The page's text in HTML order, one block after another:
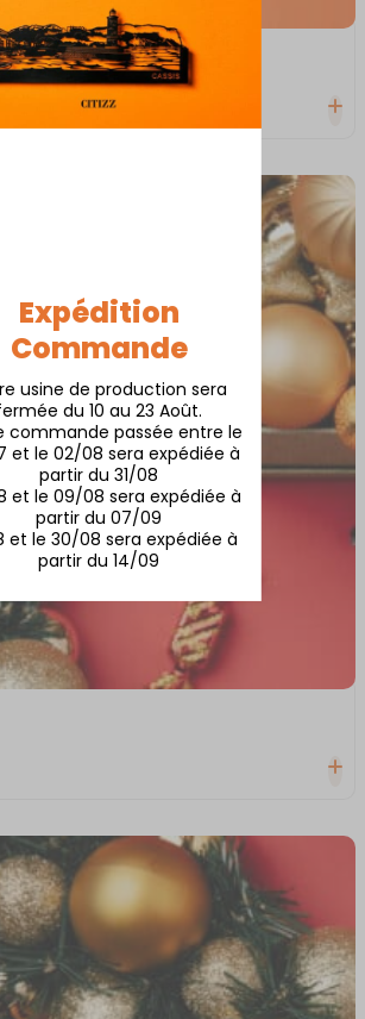
Expédition
Commande
usine de production sera
du 10 au 23 Août.
commande passée entre le
et le 02/08 sera expédiée à
partir du 31/08
et le 09/08 sera expédiée à
partir du 07/09
et le 30/08 sera expédiée à
partir du 14/09